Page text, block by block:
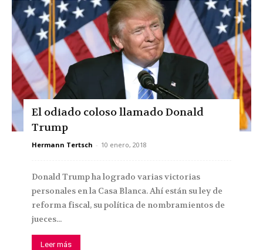
El odiado coloso llamado Donald
Trump
Hermann Tertsch - 10 enero, 2018
Donald Trump ha logrado varias victorias
personales en la Casa Blanca. Ahí están su ley de
reforma fiscal, su política de nombramientos de
jueces...
Leer más